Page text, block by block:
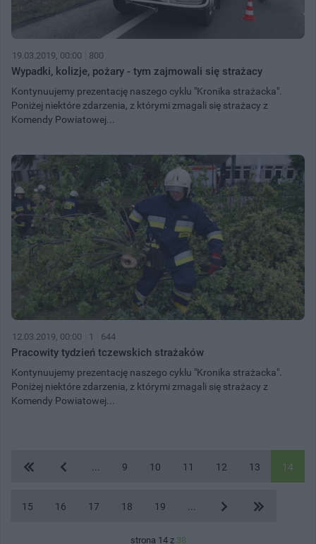
19.03.2019, 00:00 800
Wypadki, kolizje, pożary - tym zajmowali się strażacy
Kontynuujemy prezentację naszego cyklu "Kronika strażacka".
Poniżej niektóre zdarzenia, z którymi zmagali się strażacy z
Komendy Powiatowej...
12.03.2019, 00:00 1 644
Pracowity tydzień tczewskich strażaków
Kontynuujemy prezentację naszego cyklu "Kronika strażacka".
Poniżej niektóre zdarzenia, z którymi zmagali się strażacy z
Komendy Powiatowej...
9 10 11 12 13 14
15 16 17 18 19
strona 14 z 38